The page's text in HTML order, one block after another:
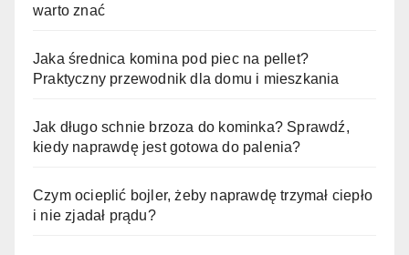
warto znać
Jaka średnica komina pod piec na pellet?
Praktyczny przewodnik dla domu i mieszkania
Jak długo schnie brzoza do kominka? Sprawdź,
kiedy naprawdę jest gotowa do palenia?
Czym ocieplić bojler, żeby naprawdę trzymał ciepło
i nie zjadał prądu?